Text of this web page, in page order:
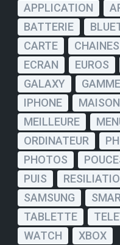
APPLICATION
BATTERIE
CARTE
CHAINES
ECRAN
EUROS
GALAXY
GAMME
IPHONE
MAISON
MEILLEURE
ORDINATEUR
PHOTOS
PUIS
SAMSUNG
TABLETTE
WATCH
XBOX